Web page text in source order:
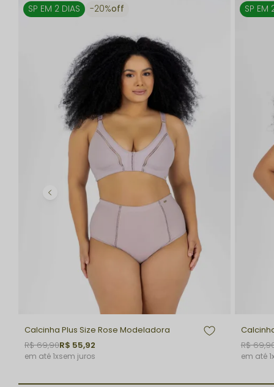
20%off
SP EM 2 DIAS
Calcinha Plus Size Rose Modeladora
R$ 69,90R$ 55,92
1xsem juros
SP EM
R$